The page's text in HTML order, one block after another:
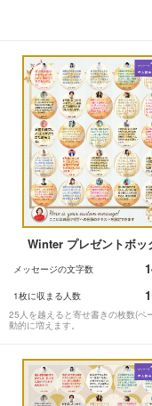
Winter プレゼントボッ
メッセージの文字数
1枚に収まる人数
25人を越えると寄せ書きの枚数(ペ
動的に増えます。